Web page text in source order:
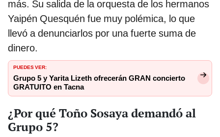
más. Su salida de la orquesta de los hermanos
Yaipén Quesquén fue muy polémica, lo que
llevó a denunciarlos por una fuerte suma de
dinero.
PUEDES VER:
Grupo 5 y Yarita Lizeth ofrecerán GRAN concierto
GRATUITO en Tacna
¿Por qué Toño Sosaya demandó al
Grupo 5?